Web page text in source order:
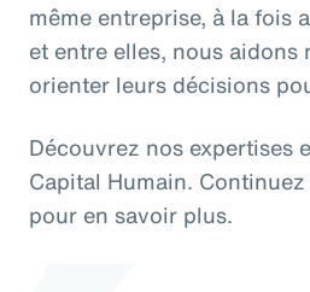
même entreprise, à la fois
et entre elles, nous aidons
orienter leurs décisions
Découvrez nos expertises
Capital Humain.
pour en savoir plus.